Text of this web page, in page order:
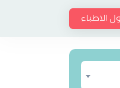
الاطباء